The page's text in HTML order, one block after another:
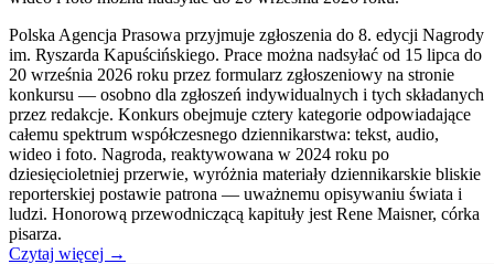
Polska Agencja Prasowa przyjmuje zgłoszenia do 8. edycji Nagrody
im. Ryszarda Kapuścińskiego. Prace można nadsyłać od 15 lipca do
20 września 2026 roku przez formularz zgłoszeniowy na stronie
konkursu — osobno dla zgłoszeń indywidualnych i tych składanych
przez redakcje. Konkurs obejmuje cztery kategorie odpowiadające
całemu spektrum współczesnego dziennikarstwa: tekst, audio,
wideo i foto. Nagroda, reaktywowana w 2024 roku po
dziesięcioletniej przerwie, wyróżnia materiały dziennikarskie bliskie
reporterskiej postawie patrona — uważnemu opisywaniu świata i
ludzi. Honorową przewodniczącą kapituły jest Rene Maisner, córka
pisarza.
Czytaj więcej →